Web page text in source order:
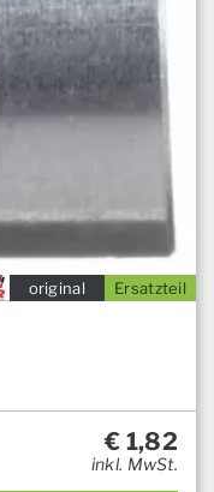
Ersatzteil
original
€ 1,82
inkl. MwSt.